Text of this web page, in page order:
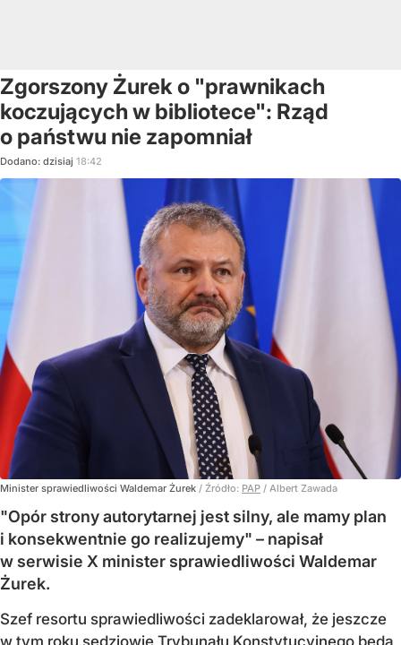
Zgorszony Żurek o "prawnikach
koczujących w bibliotece": Rząd
o państwu nie zapomniał
Dodano: dzisiaj 18:42
Minister sprawiedliwości Waldemar Żurek / Źródło: PAP / Albert Zawada
"Opór strony autorytarnej jest silny, ale mamy plan
i konsekwentnie go realizujemy" – napisał
w serwisie X minister sprawiedliwości Waldemar
Żurek.
Szef resortu sprawiedliwości zadeklarował, że jeszcze
w tym roku sędziowie Trybunału Konstytucyjnego będą